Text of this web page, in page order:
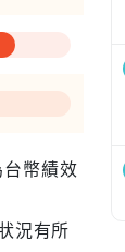
幣績效
況有所